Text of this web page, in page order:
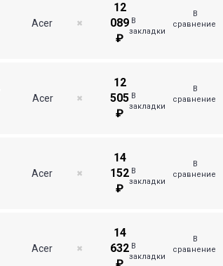
Acer ✖
12
089
₽
В
закладки
В
сравнение
Acer ✖
12
505
₽
В
закладки
В
сравнение
Acer ✖
14
152
₽
В
закладки
В
сравнение
Acer ✖
14
632 В
закладки
В
сравнение